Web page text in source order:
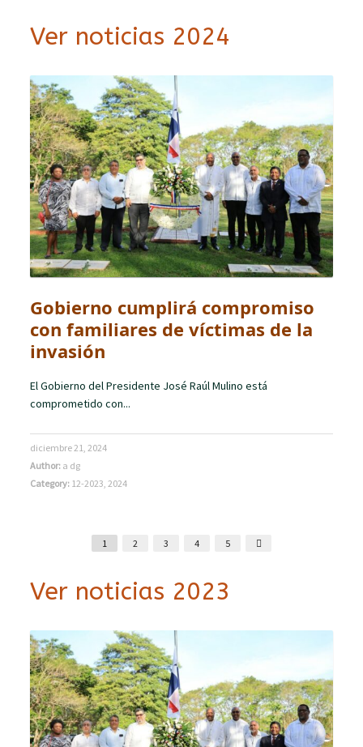
Ver noticias 2024
Gobierno cumplirá compromiso
con familiares de víctimas de la
invasión
El Gobierno del Presidente José Raúl Mulino está
comprometido con...
diciembre 21, 2024
Author: a dg
Category: 12-2023 ,2024
1 2 3 4 5
Ver noticias 2023